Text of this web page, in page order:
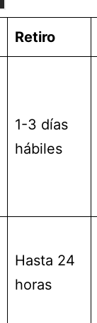
Retiro
1-3 días
hábiles
Hasta 24
horas